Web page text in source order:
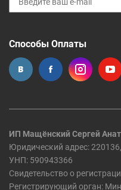
Способы Оплаты
ИП Мащёнский Сергей
Юридический адрес:
УНП: 590943366
Свидетельство о
Регистрирующий орган: